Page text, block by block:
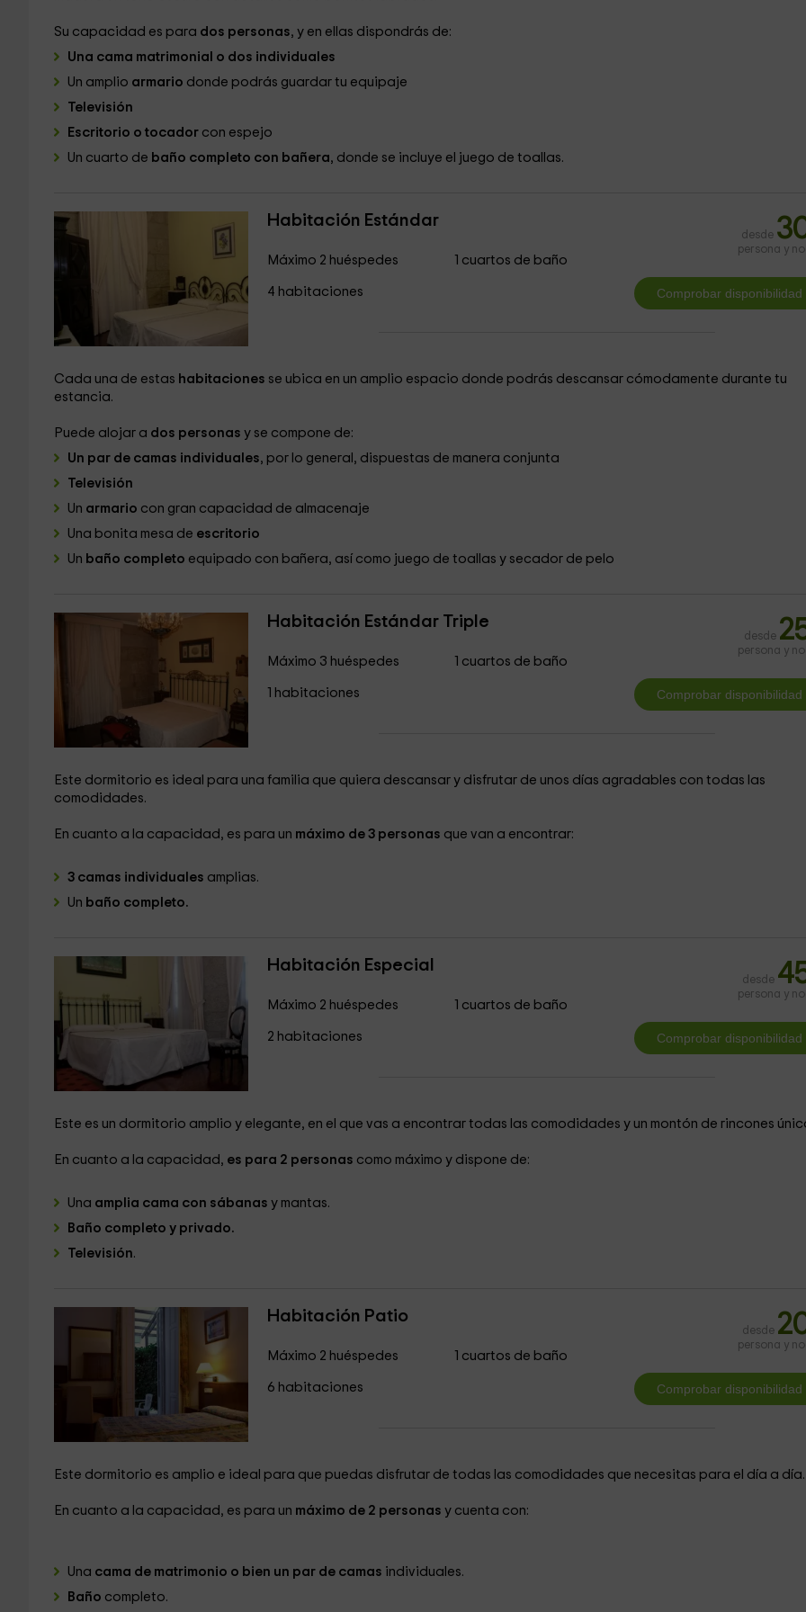
Su capacidad es para dos personas, y en ellas dispondrás de:
Una cama matrimonial o dos individuales
Un amplio armario donde podrás guardar tu equipaje
Televisión
Escritorio o tocadorcon espejo
Un cuarto de baño completo con bañera, donde se incluye el juego de toallas.
Habitación Estándar
Máximo 2 huéspedes
4 habitaciones
1 cuartos de baño
desde
persona y
Cada una de estas habitaciones se ubica en un amplio espacio donde podrás descansar cómodamente durante tu
estancia.
Puede alojar a dos personas y se compone de:
Un par de camas individuales, por lo general, dispuestas de manera conjunta
Televisión
Un armario con gran capacidad de almacenaje
Una bonita mesa de escritorio
Un baño completo equipado con bañera, así como juego de toallas y secador de pelo
Habitación Estándar Triple
Máximo 3 huéspedes
1 habitaciones
1 cuartos de baño
desde
persona y
Este dormitorio es ideal para una familia que quiera descansar y disfrutar de unos días agradables con todas las
comodidades.
En cuanto a la capacidad, es para un máximo de 3 personas que van a encontrar:
3 camas individuales amplias.
Un baño completo.
Habitación Especial
Máximo 2 huéspedes
2 habitaciones
1 cuartos de baño
desde
persona y
Este es un dormitorio amplio y elegante, en el que vas a encontrar todas las comodidades y un montón de rincones
En cuanto a la capacidad, es para 2 personas como máximo y dispone de:
Una amplia cama con sábanas y mantas.
Baño completo y privado.
Televisión.
Habitación Patio
Máximo 2 huéspedes
6 habitaciones
1 cuartos de baño
desde
persona y
Este dormitorio es amplio e ideal para que puedas disfrutar de todas las comodidades que necesitas para el día a día.
En cuanto a la capacidad, es para un máximo de 2 personas y cuenta con:
Una cama de matrimonio o bien un par de camas individuales.
Baño completo.